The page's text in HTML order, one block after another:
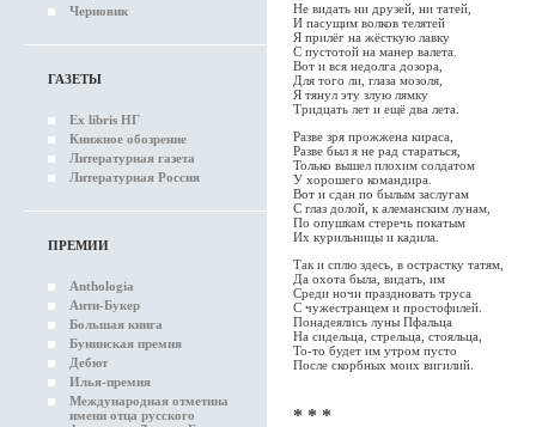
Черновик
ГАЗЕТЫ
Ex libris НГ
Книжное обозрение
Литературная газета
Литературная Россия
ПРЕМИИ
Anthologia
Анти-Букер
Большая книга
Бунинская премия
Дебют
Илья-премия
Международная отметина
имени отца русского
Не видать ни друзей, ни татей,
И пасущим волков телятей
Я прилёг на жёсткую лавку
С пустотой на манер валета.
Вот и вся недолга дозора,
Для того ли, глаза мозоля,
Я тянул эту злую лямку
Тридцать лет и ещё два лета.
Разве зря прожжена кираса,
Разве был я не рад стараться,
Только вышел плохим солдатом
У хорошего командира.
Вот и сдан по былым заслугам
С глаз долой, к алеманским лунам,
По опушкам стеречь покатым
Их курильницы и кадила.
Так и сплю здесь, в острастку татям,
Да охота была, видать, им
Среди ночи праздновать труса
С чужестранцем и простофилей.
Понадеялись луны Пфальца
На сидельца, стрельца, стояльца,
То-то будет им утром пусто
После скорбных моих вигилий.
* * *